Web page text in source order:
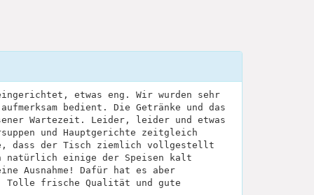
etwas eng. Wir wurden sehr
bedient. Die Getränke und das
Wartezeit. Leider, leider und etwas
und Hauptgerichte zeitgleich
dass der Tisch ziemlich vollgestellt
natürlich einige der Speisen kalt
Ausnahme! Dafür hat es aber
Tolle frische Qualität und gute